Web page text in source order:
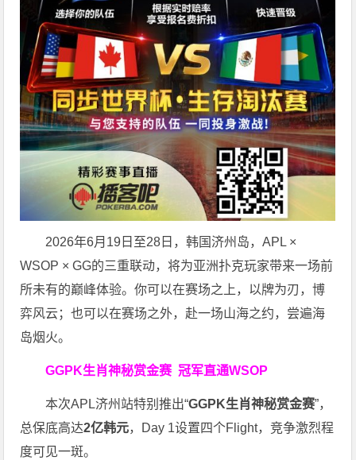
2026年6月19日至28日，韩国济州岛，APL ×
WSOP × GG的三重联动，将为亚洲扑克玩家带来一场前
所未有的巅峰体验。你可以在赛场之上，以牌为刃，博
弈风云；也可以在赛场之外，赴一场山海之约，尝遍海
岛烟火。
GGPK生肖神秘赏金赛冠军直通WSOP
本次APL济州站特别推出“GGPK生肖神秘赏金赛”，
总保底高达2亿韩元，Day 1设置四个Flight，竞争激烈程
度可见一斑。